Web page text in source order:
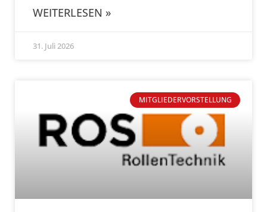
WEITERLESEN »
31. Juli 2026
MITGLIEDERVORSTELLUNG